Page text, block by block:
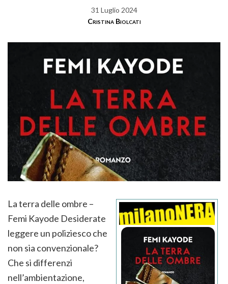
31 Luglio 2024
Cristina Biolcati
La terra delle ombre –
Femi Kayode Desiderate
leggere un poliziesco che
non sia convenzionale?
Che si differenzi
nell’ambientazione,